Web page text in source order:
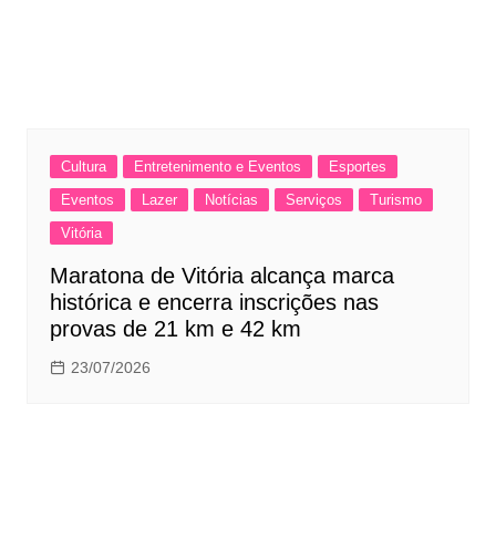
Cultura Entretenimento e Eventos
Esportes
Eventos
Lazer Notícias Serviços
Turismo
Vitória
Maratona de Vitória alcança marca
histórica e encerra inscrições nas
provas de 21 km e 42 km
23/07/2026